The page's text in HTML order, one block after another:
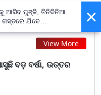
View More
ବଡ଼ ବର୍ଷା, ଉତ୍ତର
×
ଆସିବ ପୁଞ୍ଜି, ତିନିଦିନିଆ
ଗସ୍ତରେ ଯିବେ